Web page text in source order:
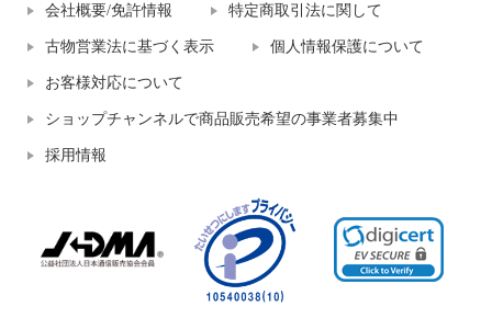
会社概要/免許情報 特定商取引法に関して
古物営業法に基づく表示 個人情報保護について
お客様対応について
ショップチャンネルで商品販売希望の事業者募集中
採用情報